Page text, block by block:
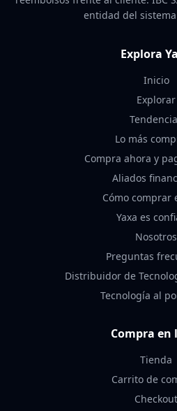
entidad del
Explora
Inicio
Explorar
Lo más
Compra ahora y
Aliados
Cómo comprar
Yaxa es
Nosotros
Preguntas
Distribuidor de
Tecnología al
Compra en
Tienda
Carrito de
Checkout